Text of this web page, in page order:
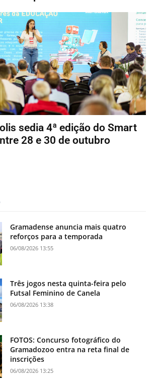
sedia 4ª edição do Smart
28 e 30 de outubro
Gramadense anuncia mais quatro
reforços para a temporada
06/08/2026 13:55
Três jogos nesta quinta-feira pelo
Futsal Feminino de Canela
06/08/2026 13:38
FOTOS: Concurso fotográfico do
Gramadozoo entra na reta final de
inscrições
06/08/2026 13:25